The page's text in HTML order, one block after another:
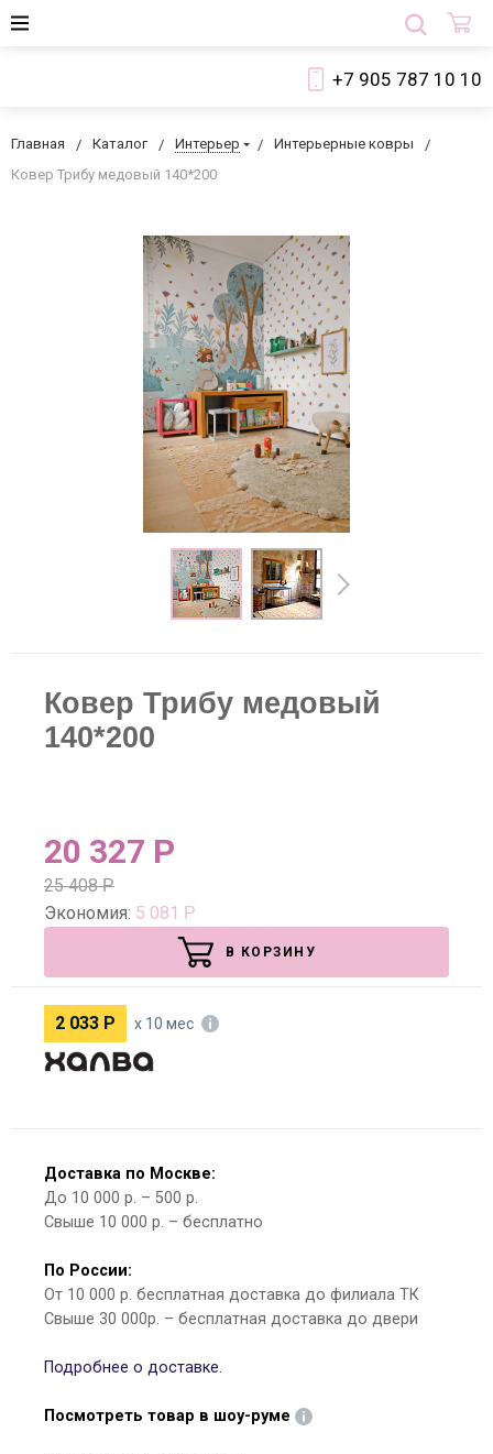
+7 905 787 10 10
Главная Каталог Интерьер
Интерьерные ковры
Ковер Трибу медовый 140*200
Ковер Трибу медовый
140*200
20 327 Р
25 408Р
Экономия: 5 081 Р
В КОРЗИНУ
2 033 Р х 10 мес
Доставка по Москве:
До 10 000 р. – 500 р.
Свыше 10 000 р. – бесплатно
По России:
От 10 000 р. бесплатная доставка до филиала ТК
Свыше 30 000р. – бесплатная доставка до двери
Подробнее о доставке.
Посмотреть товар в шоу-руме